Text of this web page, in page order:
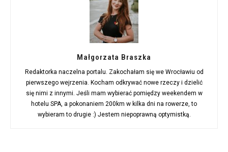
Małgorzata Braszka
Redaktorka naczelna portalu. Zakochałam się we Wrocławiu od
pierwszego wejrzenia. Kocham odkrywać nowe rzeczy i dzielić
się nimi z innymi. Jeśli mam wybierać pomiędzy weekendem w
hotelu SPA, a pokonaniem 200km w kilka dni na rowerze, to
wybieram to drugie :) Jestem niepoprawną optymistką.